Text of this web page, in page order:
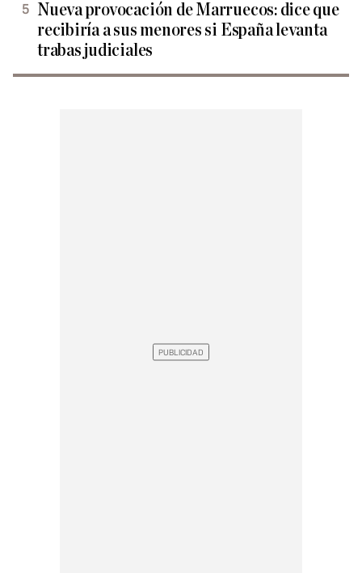
Nueva provocación de Marruecos: dice que
recibiría a sus menores si España levanta
trabas judiciales